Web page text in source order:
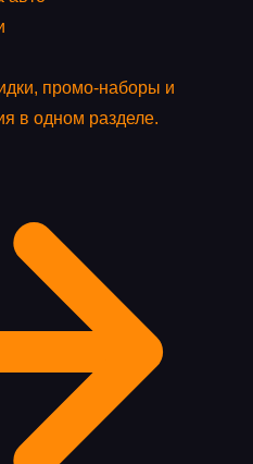
промо-наборы и
в одном разделе.